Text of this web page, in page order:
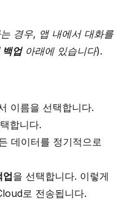
경우, 앱 내에서 대화를
백업아래에 있습니다).
이름을 선택합니다.
합니다.
데이터를 정기적으로
업을 선택합니다. 이렇게
로 전송됩니다.